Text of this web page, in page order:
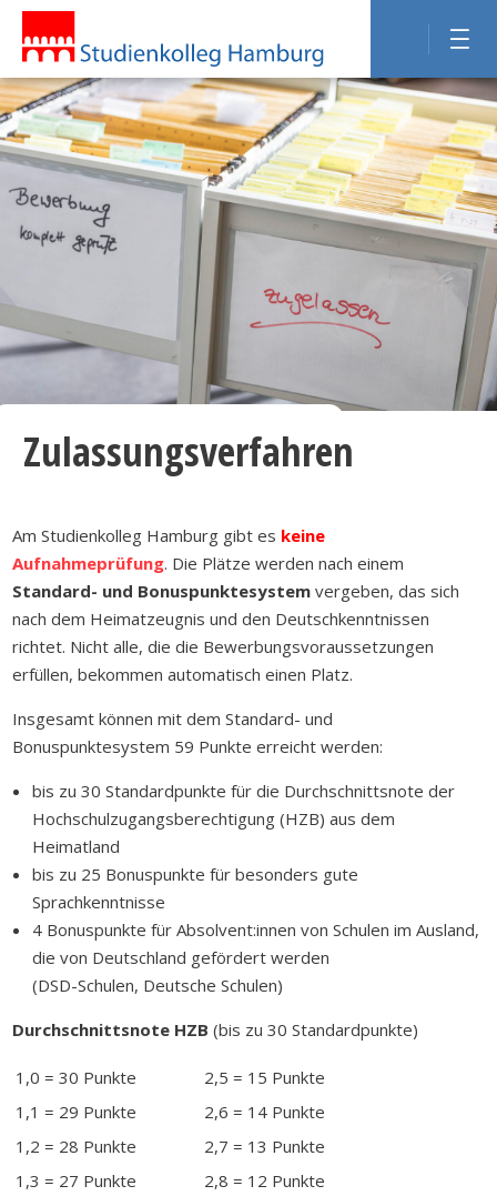
Zulassungsverfahren
Am Studienkolleg Hamburg gibt es keine
Aufnahmeprüfung. Die Plätze werden nach einem
Standard- und Bonuspunktesystem vergeben, das sich
nach dem Heimatzeugnis und den Deutschkenntnissen
richtet. Nicht alle, die die Bewerbungsvoraussetzungen
erfüllen, bekommen automatisch einen Platz.
Insgesamt können mit dem Standard- und
Bonuspunktesystem 59 Punkte erreicht werden:
bis zu 30 Standardpunkte für die Durchschnittsnote der
Hochschulzugangsberechtigung (HZB) aus dem
Heimatland
bis zu 25 Bonuspunkte für besonders gute
Sprachkenntnisse
4 Bonuspunkte für Absolvent:innen von Schulen im Ausland,
die von Deutschland gefördert werden
(DSD-Schulen, Deutsche Schulen)
Durchschnittsnote HZB (bis zu 30 Standardpunkte)
1,0 = 30 Punkte
2,5 = 15 Punkte
1,1 = 29 Punkte
2,6 = 14 Punkte
1,2 = 28 Punkte
2,7 = 13 Punkte
1,3 = 27 Punkte
2,8 = 12 Punkte